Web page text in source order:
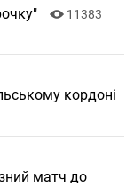
11383
кордоні
матч до